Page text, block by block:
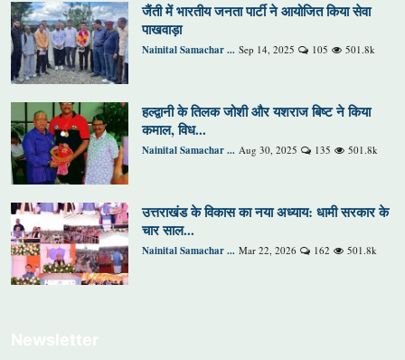
जैंती में भारतीय जनता पार्टी ने आयोजित किया सेवा
पाखवाड़ा
Nainital Samachar ... Sep 14, 2025 105 501.8k
हल्द्वानी के तिलक जोशी और यशराज बिष्ट ने किया
कमाल, विध...
Nainital Samachar ... Aug 30, 2025 135 501.8k
उत्तराखंड के विकास का नया अध्याय: धामी सरकार के
चार साल...
Nainital Samachar ... Mar 22, 2026 162 501.8k
Newsletter